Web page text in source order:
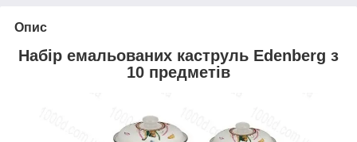
Опис
Набір емальованих каструль Edenberg з
10 предметів